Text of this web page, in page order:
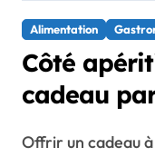
Alimentation
Côté
cadeau
Offrir un cadeau à un homme, c’est un véritable